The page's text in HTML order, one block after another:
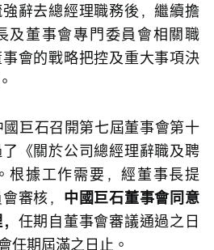
辭去總經理職務後，繼續擔
及董事會專門委員會相關職
會的戰略把控及重大事項決
國巨石召開第七屆董事會第十
《關於公司總經理辭職及聘
根據工作需要，經董事長提
審核， 中國巨石董事會同意
任期自董事會審議通過之日
任期屆滿之日止。